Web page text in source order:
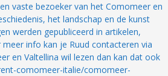
vaste bezoeker van het Comomeer en
het landschap en de kunst
werden gepubliceerd in artikelen,
info kan je Ruud contacteren via
en Valtellina wil lezen dan kan dat ook
comomeer-italie/comomeer-